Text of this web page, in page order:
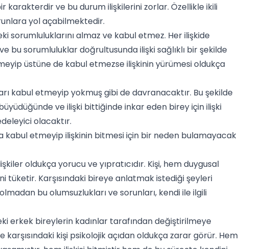
karakterdir ve bu durum ilişkilerini zorlar. Özellikle ikili
yol açabilmektedir.
sorumluluklarını almaz ve kabul etmez. Her ilişkide
bu sorumluluklar doğrultusunda ilişki sağlıklı bir şekilde
üstüne de kabul etmezse ilişkinin yürümesi oldukça
kabul etmeyip yokmuş gibi de davranacaktır. Bu şekilde
ve ilişki bittiğinde inkar eden birey için ilişki
olacaktır.
kabul etmeyip ilişkinin bitmesi için bir neden bulamayacak
oldukça yorucu ve yıpratıcıdır. Kişi, hem duygusal
tüketir. Karşısındaki bireye anlatmak istediği şeyleri
bu olumsuzlukları ve sorunları, kendi ile ilgili
erkek bireylerin kadınlar tarafından değiştirilmeye
kişi psikolojik açıdan oldukça zarar görür. Hem